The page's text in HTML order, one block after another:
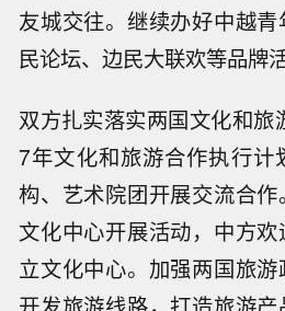
友城交往。继续办好中越
民论坛、边民大联欢等品牌活
双方扎实落实两国文化和
7年文化和旅游合作执行计
构、艺术院团开展交流合
文化中心开展活动，中方
立文化中心。加强两国旅